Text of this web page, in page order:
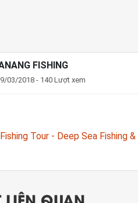
FISHING
03/2018 - 140 Lượt xem